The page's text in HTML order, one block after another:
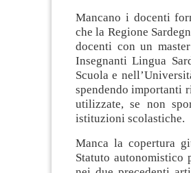
Mancano i docenti
che la Regione
docenti con un
Insegnanti Lingua
Scuola e
spendendo importanti
utilizzate, se non
istituzioni scolastiche.
Manca la copertura
Statuto autonomistico